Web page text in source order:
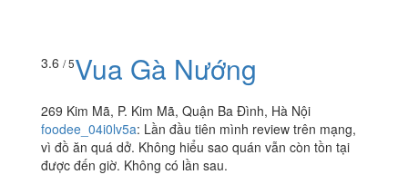
3.6 / 5Vua Gà Nướng
269 Kim Mã, P. Kim Mã, Quận Ba Đình, Hà Nội
foodee_04i0lv5a: Lần đầu tiên mình review trên mạng,
vì đồ ăn quá dở. Không hiểu sao quán vẫn còn tồn tại
được đến giờ. Không có lần sau.